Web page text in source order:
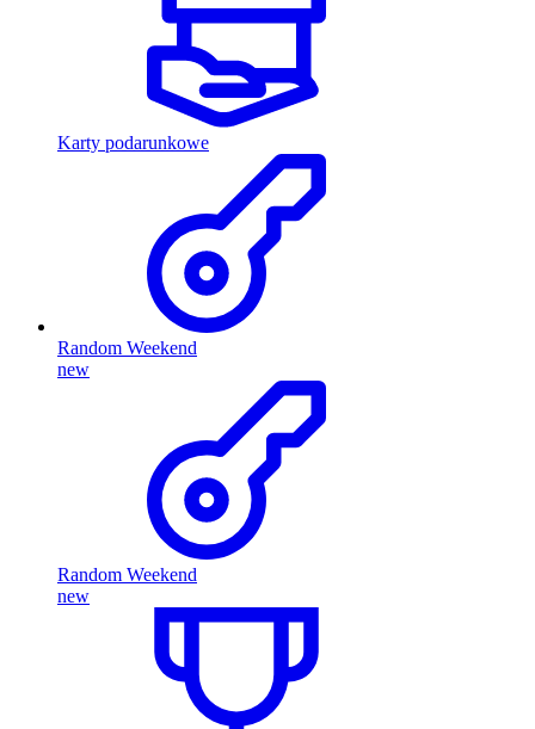
Karty podarunkowe
Random Weekend
new
Random Weekend
new